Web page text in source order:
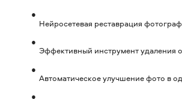
Нейросетевая реставрация
Эффективный инструмент удаления
Автоматическое улучшение фото в